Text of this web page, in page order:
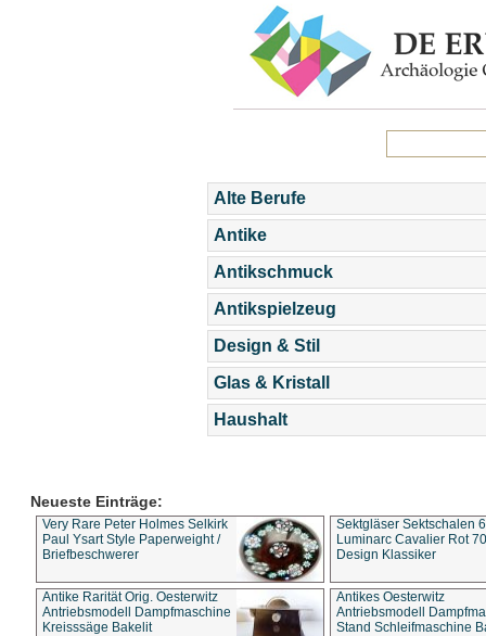
Alte Berufe
Antike
Antikschmuck
Antikspielzeug
Design & Stil
Glas & Kristall
Haushalt
Neueste Einträge:
Very Rare Peter Holmes Selkirk
Paul Ysart Style Paperweight /
Briefbeschwerer
Sektgläser Sektschalen
Luminarc Cavalier Rot
Design Klassiker
Antike Rarität Orig. Oesterwitz
Antriebsmodell Dampfmaschine
Kreisssäge Bakelit
Antikes Oesterwitz
Antriebsmodell
Stand Schleifmaschine